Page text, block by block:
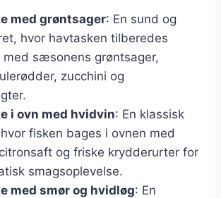
med grøntsager: En sund og
hvor havtasken tilberedes
med sæsonens grøntsager,
zucchini og
i ovn med hvidvin: En klassisk
fisken bages i ovnen med
og friske krydderurter for
smagsoplevelse.
med smør og hvidløg: En